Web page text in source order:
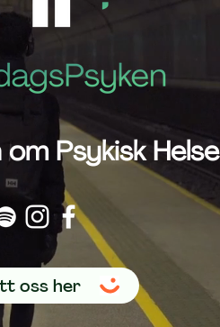
Psykisk Helse
oss her